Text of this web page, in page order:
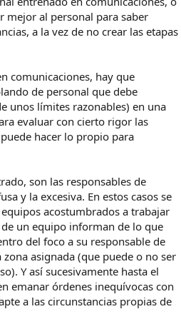
mejor al personal para saber
a la vez de no crear las etapas
comunicaciones, hay que
de personal que debe
unos límites razonables) en una
evaluar con cierto rigor las
hacer lo propio para
son las responsables de
y la excesiva. En estos casos se
acostumbrados a trabajar
un equipo informan de lo que
del foco a su responsable de
zona asignada (que puede o no ser
Y así sucesivamente hasta el
emanar órdenes inequívocas con
a las circunstancias propias de